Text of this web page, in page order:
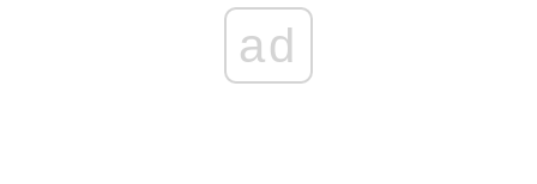
ad